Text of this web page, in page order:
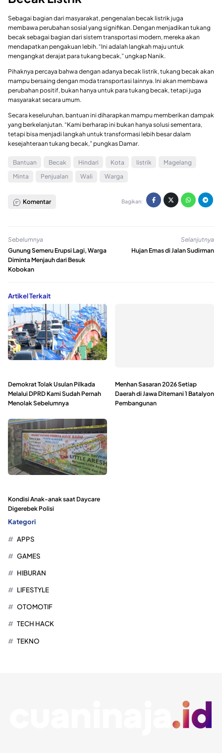
Sebagai bagian dari masyarakat, pengenalan becak listrik juga
membawa perubahan sosial yang signifikan. Dengan menjadikan tukang
becak sebagai bagian dari sistem transportasi modern, mereka akan
mendapatkan pengakuan lebih. “Ini adalah langkah maju untuk
mengangkat derajat para tukang becak,” ungkap Nanik.
Pihaknya percaya bahwa dengan adanya becak listrik, tukang becak akan
mampu bersaing dengan moda transportasi lainnya. Ini akan membawa
perubahan positif, bukan hanya untuk para tukang becak, tetapi juga
masyarakat secara umum.
Secara keseluruhan, bantuan ini diharapkan mampu memberikan dampak
yang berkelanjutan. “Kami berharap ini bukan hanya solusi sementara,
tetapi bisa menjadi langkah untuk transformasi lebih besar dalam
kesejahteraan tukang becak,” pungkas Damar.
Bantuan Becak Hindari Kota listrik
Magelang
Minta
Penjualan Wali Warga
Komentar Bagikan:
Sebelumnya
Gunung Semeru Erupsi Lagi, Warga
Diminta Menjauh dari Besuk
Kobokan
Selanjutnya
Hujan Emas di Jalan Sudirman
Artikel Terkait
Demokrat Tolak Usulan Pilkada
Melalui DPRD Kami Sudah Pernah
Menolak Sebelumnya
Menhan Sasaran 2026 Setiap
Daerah di Jawa Ditemani 1 Batalyon
Pembangunan
Kondisi Anak-anak saat Daycare
Digerebek Polisi
Kategori
APPS
GAMES
HIBURAN
LIFESTYLE
OTOMOTIF
TECH HACK
TEKNO